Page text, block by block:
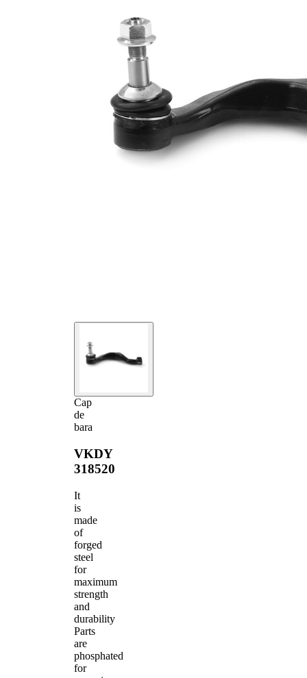
Cap
de
bara
VKDY
318520
It
is
made
of
forged
steel
for
maximum
strength
and
durability
Parts
are
phosphated
for